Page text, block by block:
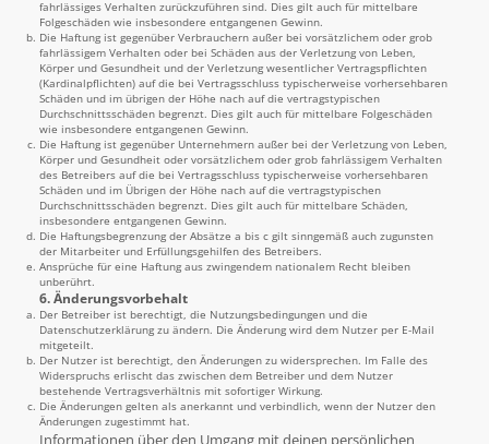
fahrlässiges Verhalten zurückzuführen sind. Dies gilt auch für mittelbare
Folgeschäden wie insbesondere entgangenen Gewinn.
Die Haftung ist gegenüber Verbrauchern außer bei vorsätzlichem oder grob
fahrlässigem Verhalten oder bei Schäden aus der Verletzung von Leben,
Körper und Gesundheit und der Verletzung wesentlicher Vertragspflichten
(Kardinalpflichten) auf die bei Vertragsschluss typischerweise vorhersehbaren
Schäden und im übrigen der Höhe nach auf die vertragstypischen
Durchschnittsschäden begrenzt. Dies gilt auch für mittelbare Folgeschäden
wie insbesondere entgangenen Gewinn.
Die Haftung ist gegenüber Unternehmern außer bei der Verletzung von Leben,
Körper und Gesundheit oder vorsätzlichem oder grob fahrlässigem Verhalten
des Betreibers auf die bei Vertragsschluss typischerweise vorhersehbaren
Schäden und im Übrigen der Höhe nach auf die vertragstypischen
Durchschnittsschäden begrenzt. Dies gilt auch für mittelbare Schäden,
insbesondere entgangenen Gewinn.
Die Haftungsbegrenzung der Absätze a bis c gilt sinngemäß auch zugunsten
der Mitarbeiter und Erfüllungsgehilfen des Betreibers.
Ansprüche für eine Haftung aus zwingendem nationalem Recht bleiben
unberührt.
6. Änderungsvorbehalt
Der Betreiber ist berechtigt, die Nutzungsbedingungen und die
Datenschutzerklärung zu ändern. Die Änderung wird dem Nutzer per E-Mail
mitgeteilt.
Der Nutzer ist berechtigt, den Änderungen zu widersprechen. Im Falle des
Widerspruchs erlischt das zwischen dem Betreiber und dem Nutzer
bestehende Vertragsverhältnis mit sofortiger Wirkung.
Die Änderungen gelten als anerkannt und verbindlich, wenn der Nutzer den
Änderungen zugestimmt hat.
Informationen über den Umgang mit deinen persönlichen